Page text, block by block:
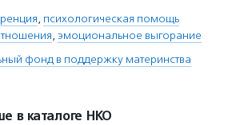
, психологическая помощь
, эмоциональное выгорание
фонд в поддержку материнства
в каталоге НКО